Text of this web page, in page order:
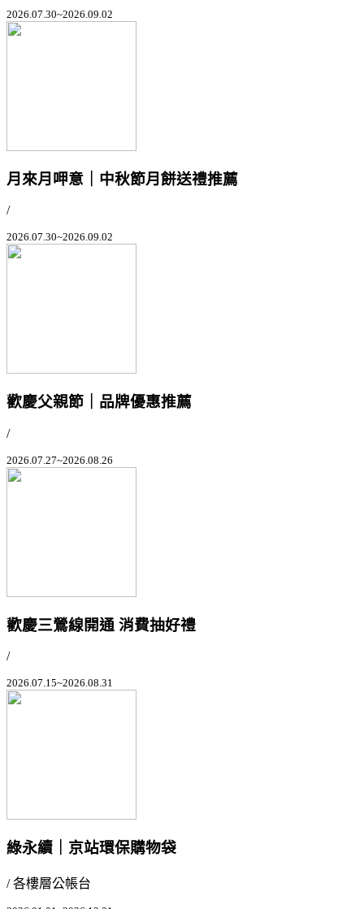
2026.07.30~2026.09.02
月來月呷意｜中秋節月餅送禮推薦
/
2026.07.30~2026.09.02
歡慶父親節｜品牌優惠推薦
/
2026.07.27~2026.08.26
歡慶三鶯線開通 消費抽好禮
/
2026.07.15~2026.08.31
綠永續｜京站環保購物袋
/ 各樓層公帳台